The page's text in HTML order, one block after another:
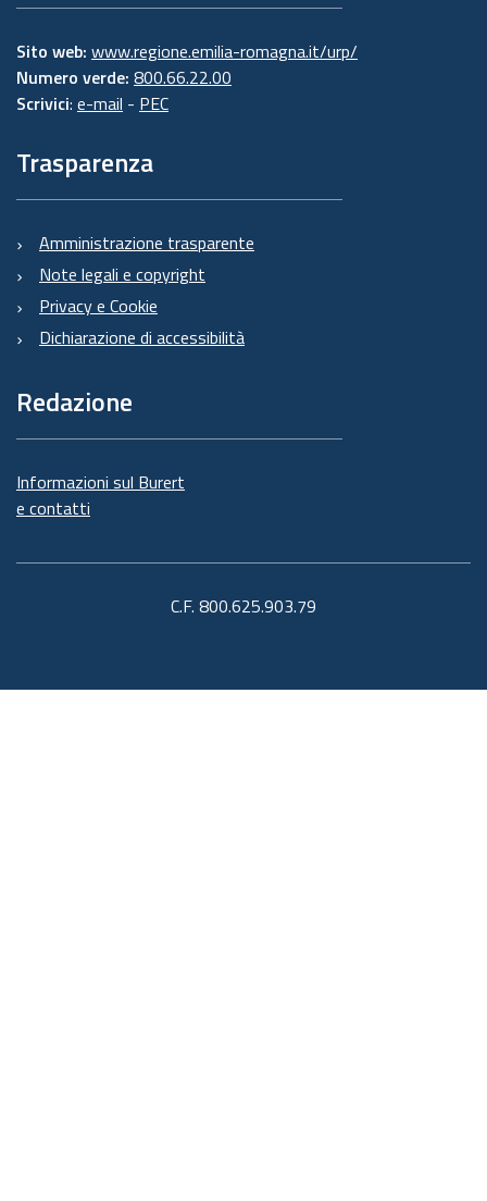
Sito web: www.regione.emilia-romagna.it/urp/
Numero verde: 800.66.22.00
Scrivici: e-mail - PEC
Trasparenza
Amministrazione trasparente
Note legali e copyright
Privacy e Cookie
Dichiarazione di accessibilità
Redazione
Informazioni sul Burert
e contatti
C.F. 800.625.903.79